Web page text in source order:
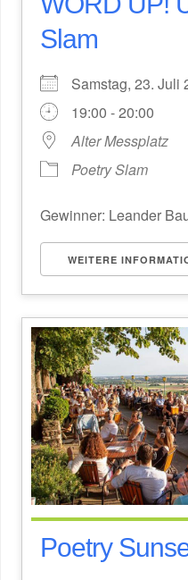
Slam
Samstag, 23. Juli
19:00 - 20:00
Alter Messplatz
Poetry Slam
Gewinner: Leander
WEITERE
Poetry